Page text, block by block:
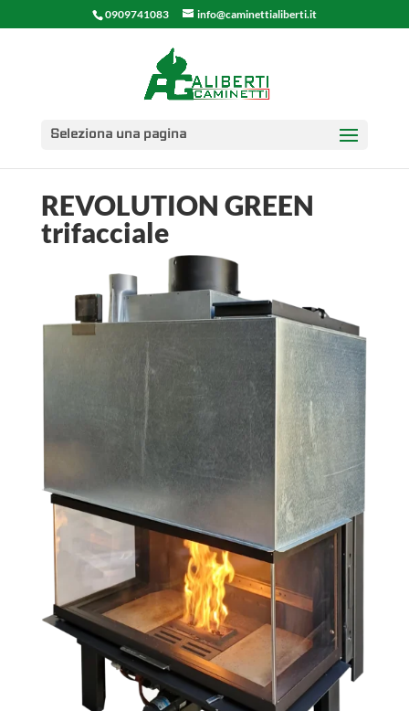
0909741083 info@caminettialiberti.it
Seleziona una pagina
REVOLUTION GREEN
trifacciale